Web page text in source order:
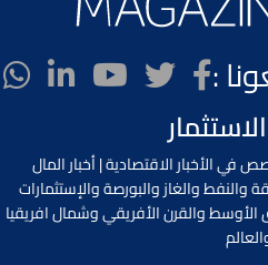
:
الأخبار الاقتصادية | أخبار المال
والنفط والغاز والبورصة والإستثمارات
والقرن الأفريقي وشمال افريقيا